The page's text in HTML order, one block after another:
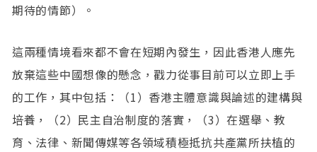
期待的情節）。
這兩種情境看來都不會在短期內發生，因此香港人應先
放棄這些中國想像的懸念，戳力從事目前可以立即上手
的工作，其中包括：（1）香港主體意識與論述的建構與
培養，（2）民主自治制度的落實，（3）在選舉、教
育、法律、新聞傳媒等各領域積極抵抗共產黨所扶植的